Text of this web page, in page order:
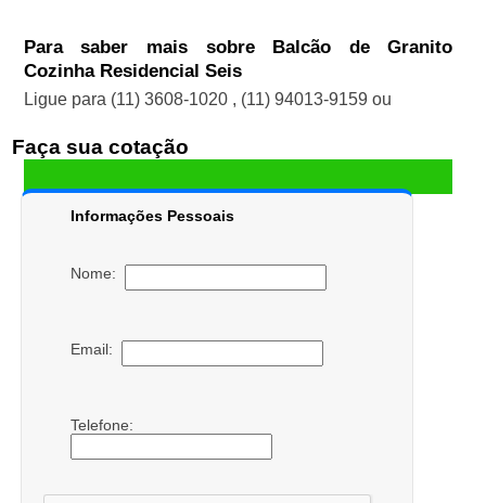
Para saber mais sobre Balcão de Granito
Cozinha Residencial Seis
Ligue para (11) 3608-1020 , (11) 94013-9159 ou
Faça sua cotação
Informações Pessoais
Nome:
Email:
Telefone: